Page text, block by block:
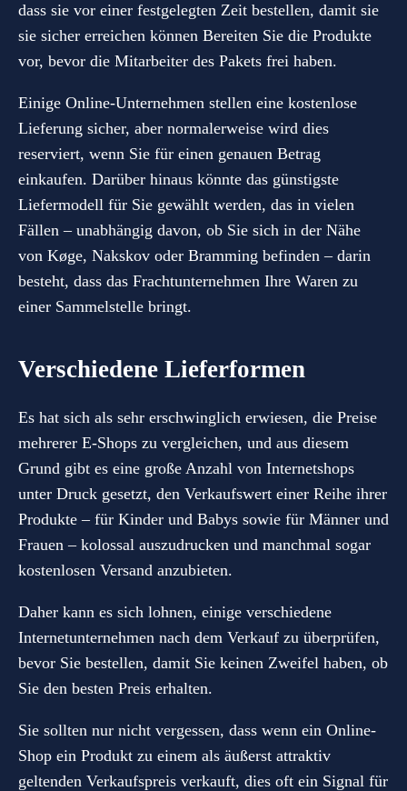
dass sie vor einer festgelegten Zeit bestellen, damit sie
sie sicher erreichen können Bereiten Sie die Produkte
vor, bevor die Mitarbeiter des Pakets frei haben.
Einige Online-Unternehmen stellen eine kostenlose
Lieferung sicher, aber normalerweise wird dies
reserviert, wenn Sie für einen genauen Betrag
einkaufen. Darüber hinaus könnte das günstigste
Liefermodell für Sie gewählt werden, das in vielen
Fällen – unabhängig davon, ob Sie sich in der Nähe
von Køge, Nakskov oder Bramming befinden – darin
besteht, dass das Frachtunternehmen Ihre Waren zu
einer Sammelstelle bringt.
Verschiedene Lieferformen
Es hat sich als sehr erschwinglich erwiesen, die Preise
mehrerer E-Shops zu vergleichen, und aus diesem
Grund gibt es eine große Anzahl von Internetshops
unter Druck gesetzt, den Verkaufswert einer Reihe ihrer
Produkte – für Kinder und Babys sowie für Männer und
Frauen – kolossal auszudrucken und manchmal sogar
kostenlosen Versand anzubieten.
Daher kann es sich lohnen, einige verschiedene
Internetunternehmen nach dem Verkauf zu überprüfen,
bevor Sie bestellen, damit Sie keinen Zweifel haben, ob
Sie den besten Preis erhalten.
Sie sollten nur nicht vergessen, dass wenn ein Online-
Shop ein Produkt zu einem als äußerst attraktiv
geltenden Verkaufspreis verkauft, dies oft ein Signal für